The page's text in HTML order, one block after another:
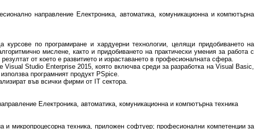
направление Електроника, автоматика, комуникационна и компютърна
курсове по програмиране и хардуерни технологии, целящи придобиването на
мислене, както и придобиването на практически умения за работа с
от което е развитието и израставането в професионалната сфера.
Visual Studio Enterprise 2015, която включва среди за разработка на Visual Basic,
програмният продукт PSpice.
във всички фирми от IТ сектора.
Електроника, автоматика, комуникационна и компютърна техника
и микропроцесорна техника, приложен софтуер; професионални компетенции за